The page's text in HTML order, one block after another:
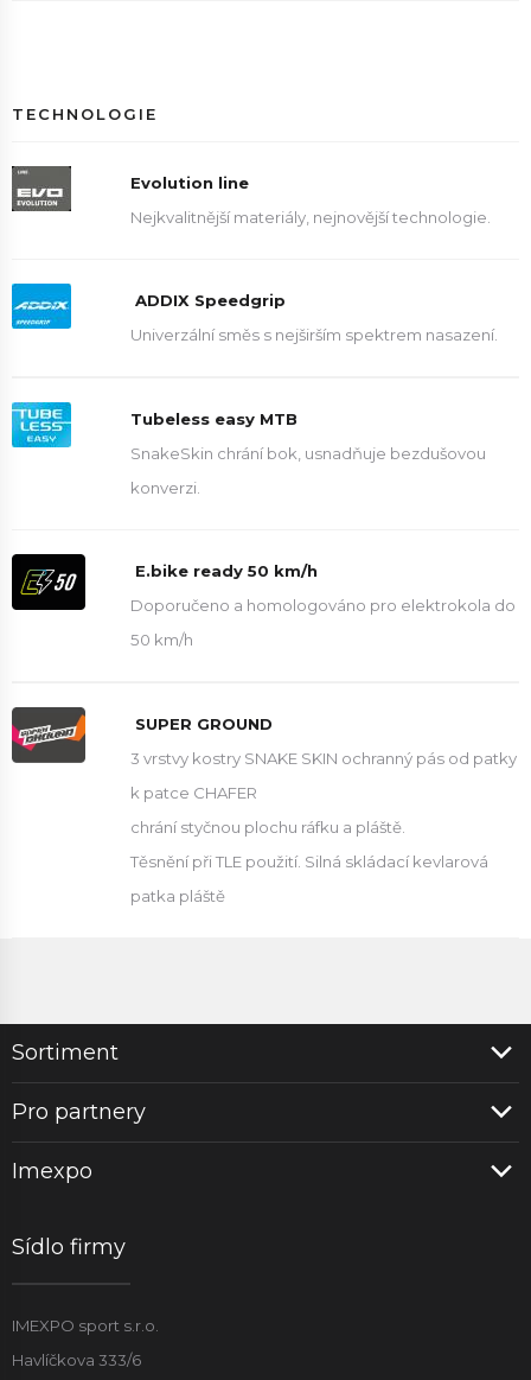
TECHNOLOGIE
Evolution line
Nejkvalitnější materiály, nejnovější technologie.
ADDIX Speedgrip
Univerzální směs s nejširším spektrem nasazení.
Tubeless easy MTB
SnakeSkin chrání bok, usnadňuje bezdušovou
konverzi.
E.bike ready 50 km/h
Doporučeno a homologováno pro elektrokola do
50 km/h
SUPER GROUND
3 vrstvy kostry SNAKE SKIN ochranný pás od patky
k patce CHAFER
chrání styčnou plochu ráfku a pláště.
Těsnění při TLE použití. Silná skládací kevlarová
patka pláště
Sortiment
Pro partnery
Imexpo
Sídlo firmy
IMEXPO sport s.r.o.
Havlíčkova 333/6